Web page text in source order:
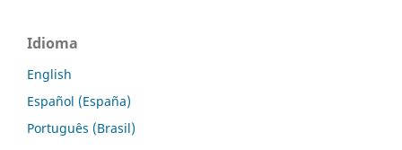
Idioma
English
Español (España)
Português (Brasil)